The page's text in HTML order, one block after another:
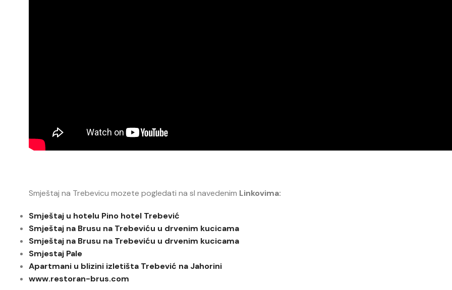
Smještaj na Trebevicu mozete pogledati na sl navedenim Linkovima:
Smještaj u hotelu Pino hotel Trebević
Smještaj na Brusu na Trebeviću u drvenim kucicama
Smještaj na Brusu na Trebeviću u drvenim kucicama
Smjestaj Pale
Apartmani u blizini izletišta Trebević na Jahorini
www.restoran-brus.com